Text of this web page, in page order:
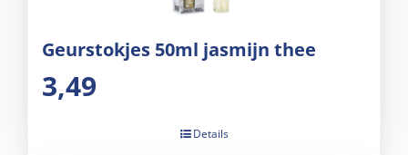
Geurstokjes 50ml jasmijn thee
3,49
Details